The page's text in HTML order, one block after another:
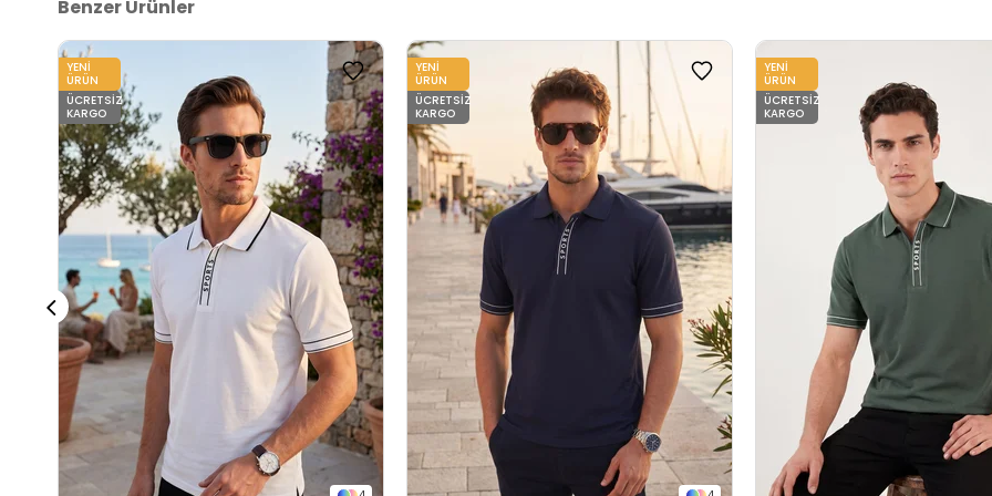
Benzer Ürünler
YENI
ÜRÜN
ÜCRETSIZ
KARGO
YENI
ÜRÜN
ÜCRETSIZ
KARGO
YENI
ÜRÜN
ÜCRETSIZ
KARGO